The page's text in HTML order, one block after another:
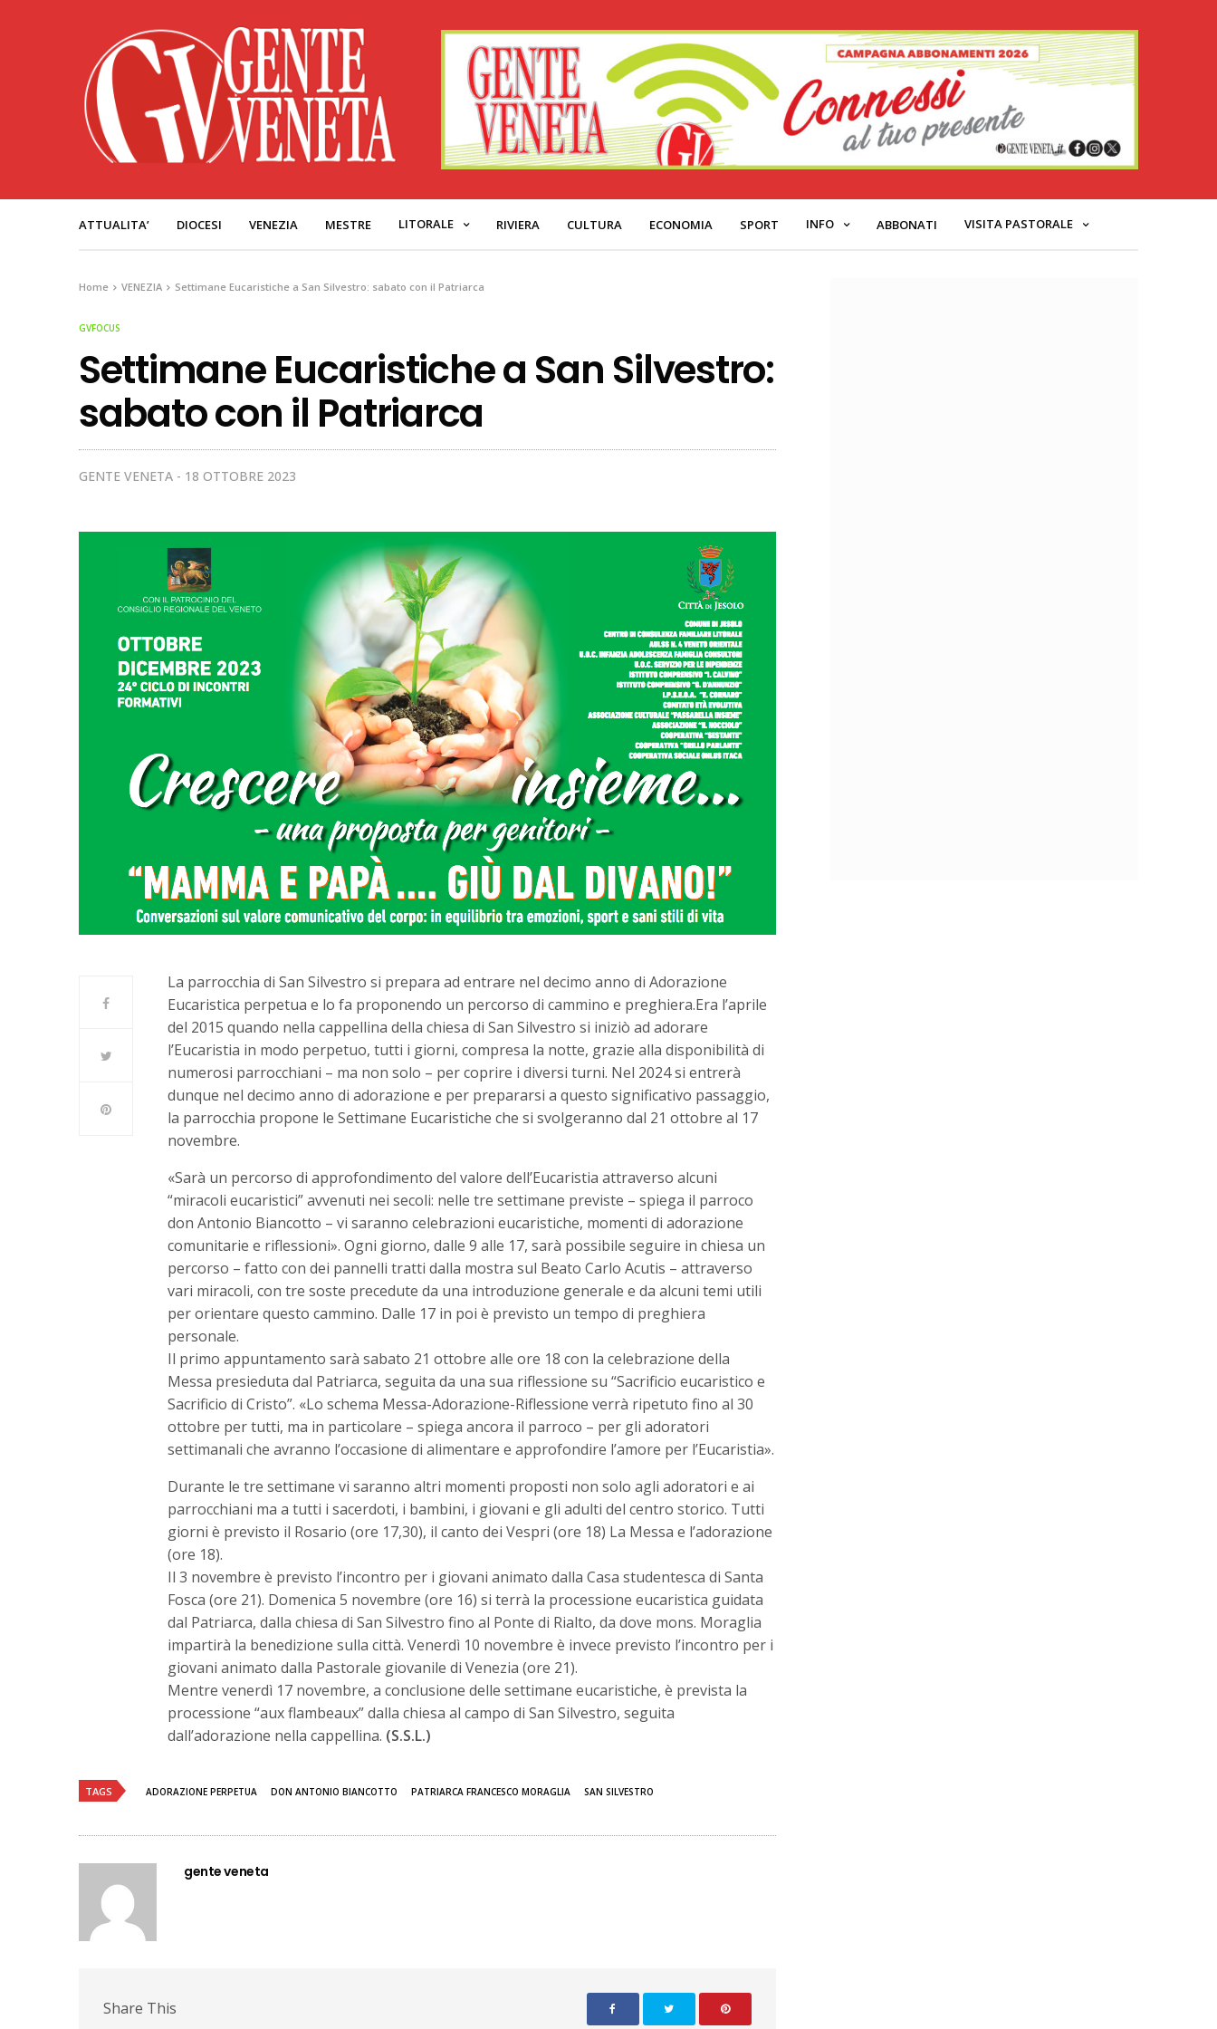
ATTUALITA’ DIOCESI VENEZIA MESTRE LITORALE RIVIERA CULTURA ECONOMIA SPORT INFO ABBONATI VISITA PASTORALE
Home VENEZIA Settimane Eucaristiche a San Silvestro: sabato con il Patriarca
GVFOCUS
Settimane Eucaristiche a San Silvestro:
sabato con il Patriarca
GENTE VENETA 18 OTTOBRE 2023
La parrocchia di San Silvestro si prepara ad entrare nel decimo anno di Adorazione
Eucaristica perpetua e lo fa proponendo un percorso di cammino e preghiera.Era l’aprile
del 2015 quando nella cappellina della chiesa di San Silvestro si iniziò ad adorare
l’Eucaristia in modo perpetuo, tutti i giorni, compresa la notte, grazie alla disponibilità di
numerosi parrocchiani – ma non solo – per coprire i diversi turni. Nel 2024 si entrerà
dunque nel decimo anno di adorazione e per prepararsi a questo significativo passaggio,
la parrocchia propone le Settimane Eucaristiche che si svolgeranno dal 21 ottobre al 17
novembre.
«Sarà un percorso di approfondimento del valore dell’Eucaristia attraverso alcuni
“miracoli eucaristici” avvenuti nei secoli: nelle tre settimane previste – spiega il parroco
don Antonio Biancotto – vi saranno celebrazioni eucaristiche, momenti di adorazione
comunitarie e riflessioni». Ogni giorno, dalle 9 alle 17, sarà possibile seguire in chiesa un
percorso – fatto con dei pannelli tratti dalla mostra sul Beato Carlo Acutis – attraverso
vari miracoli, con tre soste precedute da una introduzione generale e da alcuni temi utili
per orientare questo cammino. Dalle 17 in poi è previsto un tempo di preghiera
personale.
Il primo appuntamento sarà sabato 21 ottobre alle ore 18 con la celebrazione della
Messa presieduta dal Patriarca, seguita da una sua riflessione su “Sacrificio eucaristico e
Sacrificio di Cristo”. «Lo schema Messa-Adorazione-Riflessione verrà ripetuto fino al 30
ottobre per tutti, ma in particolare – spiega ancora il parroco – per gli adoratori
settimanali che avranno l’occasione di alimentare e approfondire l’amore per l’Eucaristia».
Durante le tre settimane vi saranno altri momenti proposti non solo agli adoratori e ai
parrocchiani ma a tutti i sacerdoti, i bambini, i giovani e gli adulti del centro storico. Tutti
giorni è previsto il Rosario (ore 17,30), il canto dei Vespri (ore 18) La Messa e l’adorazione
(ore 18).
Il 3 novembre è previsto l’incontro per i giovani animato dalla Casa studentesca di Santa
Fosca (ore 21). Domenica 5 novembre (ore 16) si terrà la processione eucaristica guidata
dal Patriarca, dalla chiesa di San Silvestro fino al Ponte di Rialto, da dove mons. Moraglia
impartirà la benedizione sulla città. Venerdì 10 novembre è invece previsto l’incontro per i
giovani animato dalla Pastorale giovanile di Venezia (ore 21).
Mentre venerdì 17 novembre, a conclusione delle settimane eucaristiche, è prevista la
processione “aux flambeaux” dalla chiesa al campo di San Silvestro, seguita
dall’adorazione nella cappellina. (S.S.L.)
TAGS ADORAZIONE PERPETUA DON ANTONIO BIANCOTTO PATRIARCA FRANCESCO MORAGLIA SAN SILVESTRO
gente veneta
Share This